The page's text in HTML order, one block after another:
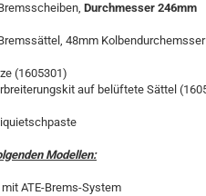
Durchmesser 246mm
48mm Kolbendurchemsser
(1605301)
auf belüftete Sättel
Modellen:
ATE-Brems-System